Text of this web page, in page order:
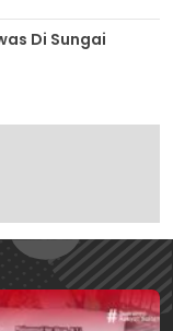
Di Sungai